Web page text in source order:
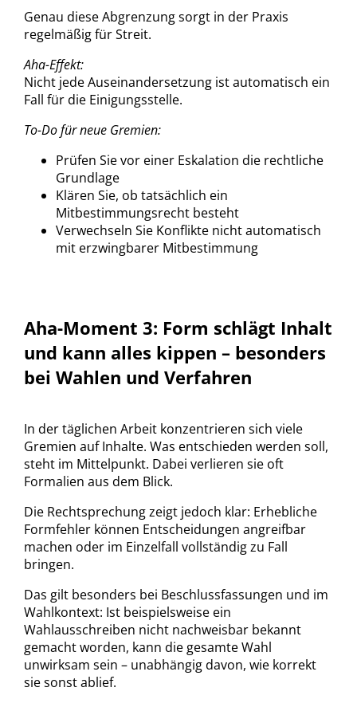
Genau diese Abgrenzung sorgt in der Praxis
regelmäßig für Streit.
Aha-Effekt:
Nicht jede Auseinandersetzung ist automatisch ein
Fall für die Einigungsstelle.
To-Do für neue Gremien:
Prüfen Sie vor einer Eskalation die rechtliche
Grundlage
Klären Sie, ob tatsächlich ein
Mitbestimmungsrecht besteht
Verwechseln Sie Konflikte nicht automatisch
mit erzwingbarer Mitbestimmung
Aha-Moment 3: Form schlägt Inhalt
und kann alles kippen – besonders
bei Wahlen und Verfahren
In der täglichen Arbeit konzentrieren sich viele
Gremien auf Inhalte. Was entschieden werden soll,
steht im Mittelpunkt. Dabei verlieren sie oft
Formalien aus dem Blick.
Die Rechtsprechung zeigt jedoch klar: Erhebliche
Formfehler können Entscheidungen angreifbar
machen oder im Einzelfall vollständig zu Fall
bringen.
Das gilt besonders bei Beschlussfassungen und im
Wahlkontext: Ist beispielsweise ein
Wahlausschreiben nicht nachweisbar bekannt
gemacht worden, kann die gesamte Wahl
unwirksam sein – unabhängig davon, wie korrekt
sie sonst ablief.